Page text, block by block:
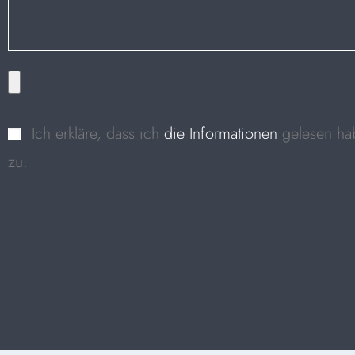
Ich erkläre, dass ich die Informationen gelesen
zu.